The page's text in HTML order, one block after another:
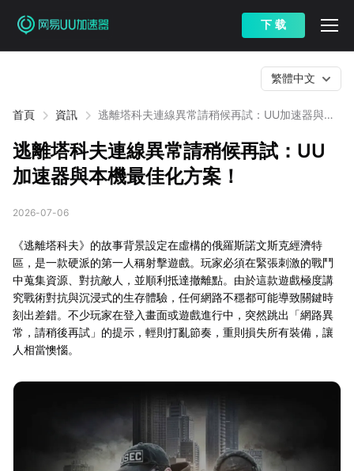
下 载
首頁 資訊
逃離塔科夫連線異常請稍候再試：UU加速器與本
繁體中文
逃離塔科夫連線異常請稍候再試：UU
加速器與本機最佳化方案！
2026-07-06
《逃離塔科夫》的故事背景設定在虛構的俄羅斯諾文斯克經濟特
區，是一款硬派的第一人稱射擊遊戲。玩家必須在緊張刺激的戰鬥
中蒐集資源、對抗敵人，並順利抵達撤離點。由於這款遊戲極度講
究戰術對抗與沉浸式的生存體驗，任何網路不穩都可能導致關鍵時
刻出差錯。不少玩家在登入畫面或遊戲進行中，突然跳出「網路異
常，請稍後再試」的提示，輕則打亂節奏，重則損失所有裝備，讓
人相當懊惱。